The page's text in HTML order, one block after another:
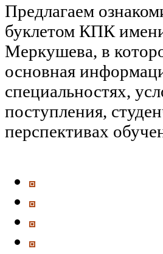
Предлагаем
буклетом КПК
Меркушева, в
основная
специальностях,
поступления,
перспективах